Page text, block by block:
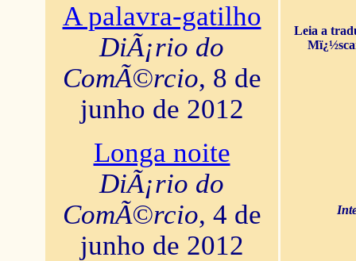
A palavra-gatilho
DiÃ¡rio do
ComÃ©rcio, 8 de
junho de 2012
Longa noite
DiÃ¡rio do
ComÃ©rcio, 4 de
junho de 2012
Leia a